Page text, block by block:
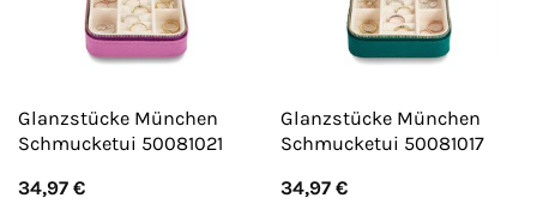
Glanzstücke München
Schmucketui 50081021
34,97 €
Glanzstücke München
Schmucketui 50081017
34,97 €